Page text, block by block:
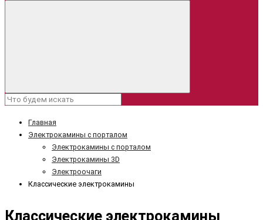
Главная
Электрокамины с порталом
Электрокамины с порталом
Электрокамины 3D
Электроочаги
Классические электрокамины
Классические электрокамины